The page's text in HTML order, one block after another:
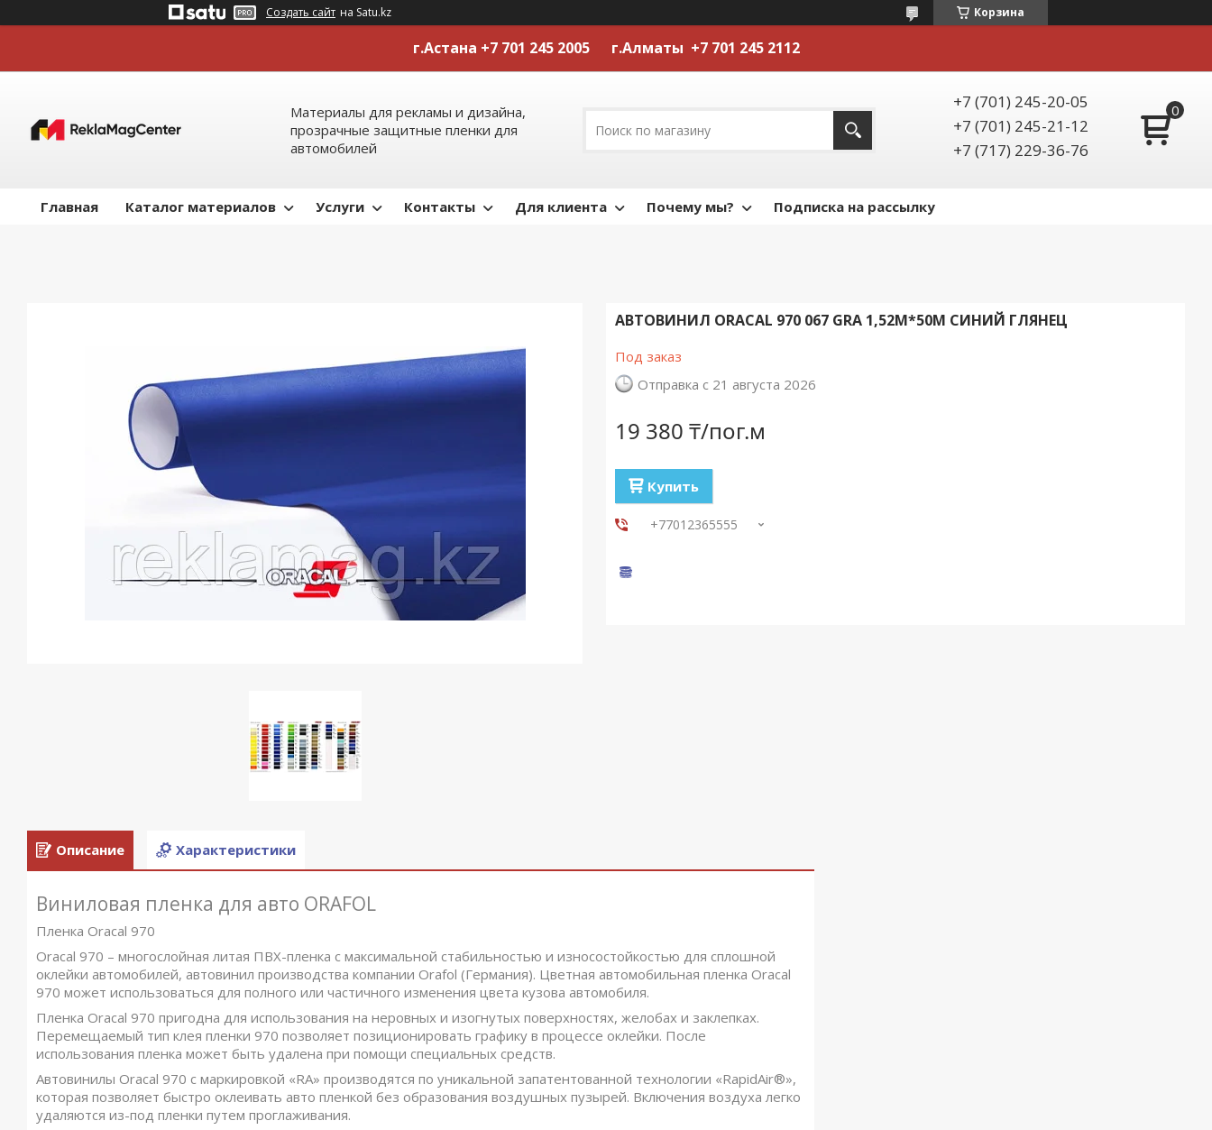
Создать сайт на Satu.kz Корзина
г.Астана +7 701 245 2005 г.Алматы +7 701 245 2112
Материалы для рекламы и дизайна,
прозрачные защитные пленки для
автомобилей
+7 (701) 245-20-05
+7 (701) 245-21-12
+7 (717) 229-36-76
Главная Каталог материалов Услуги Контакты Для клиента Почему мы? Подписка на рассылку
АВТОВИНИЛ ORACAL 970 067 GRA 1,52М*50М СИНИЙ ГЛЯНЕЦ
Под заказ
Отправка с 21 августа 2026
19 380 ₸/пог.м
Купить
+77012365555
Описание Характеристики
Виниловая пленка для авто ORAFOL
Пленка Oracal 970
Oracal 970 – многослойная литая ПВХ-пленка с максимальной стабильностью и износостойкостью для сплошной
оклейки автомобилей, автовинил производства компании Orafol (Германия). Цветная автомобильная пленка Oracal
970 может использоваться для полного или частичного изменения цвета кузова автомобиля.
Пленка Oracal 970 пригодна для использования на неровных и изогнутых поверхностях, желобах и заклепках.
Перемещаемый тип клея пленки 970 позволяет позиционировать графику в процессе оклейки. После
использования пленка может быть удалена при помощи специальных средств.
Автовинилы Oracal 970 с маркировкой «RA» производятся по уникальной запатентованной технологии «RapidAir®»,
которая позволяет быстро оклеивать авто пленкой без образования воздушных пузырей. Включения воздуха легко
удаляются из-под пленки путем проглаживания.